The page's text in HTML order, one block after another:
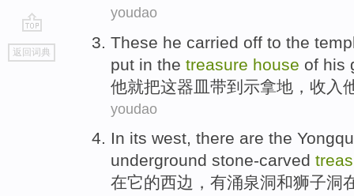
go
top
返回词典
youdao
These he carried off to the
put in the treasure house of his
他就把这器皿带到示拿地，收入
youdao
In its west, there are the
underground stone-carved
在它的西边 ， 有涌泉洞和狮子洞